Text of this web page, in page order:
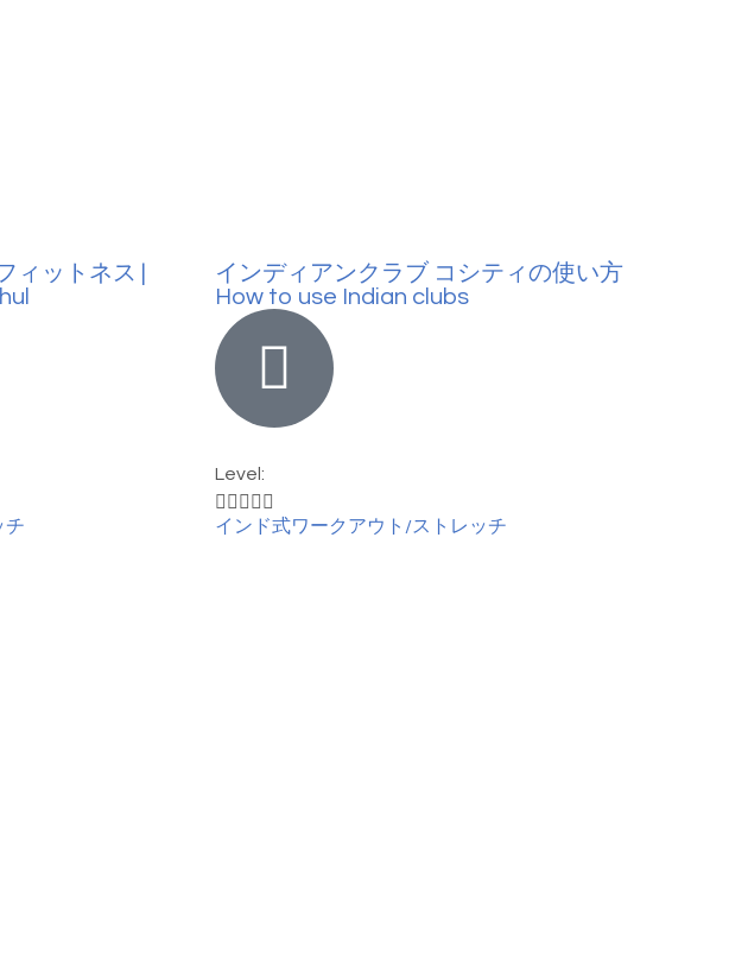
ィットネス |
チ
インディアンクラブ コシティの使い方
How to use Indian clubs
Level:
インド式ワークアウト/ストレッチ